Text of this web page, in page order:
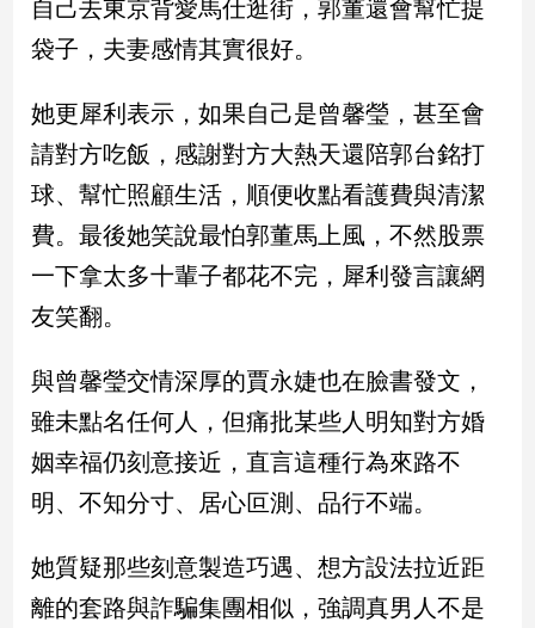
娛
娛
樂
星
聞
行/
時
尚
追
星
活
建
築/
室
自己去東京背愛馬仕逛街，郭董還會幫忙提
袋子，夫妻感情其實很好。
她更犀利表示，如果自己是曾馨瑩，甚至會
請對方吃飯，感謝對方大熱天還陪郭台銘打
球、幫忙照顧生活，順便收點看護費與清潔
費。最後她笑說最怕郭董馬上風，不然股票
一下拿太多十輩子都花不完，犀利發言讓網
友笑翻。
與曾馨瑩交情深厚的賈永婕也在臉書發文，
雖未點名任何人，但痛批某些人明知對方婚
姻幸福仍刻意接近，直言這種行為來路不
明、不知分寸、居心叵測、品行不端。
她質疑那些刻意製造巧遇、想方設法拉近距
離的套路與詐騙集團相似，強調真男人不是